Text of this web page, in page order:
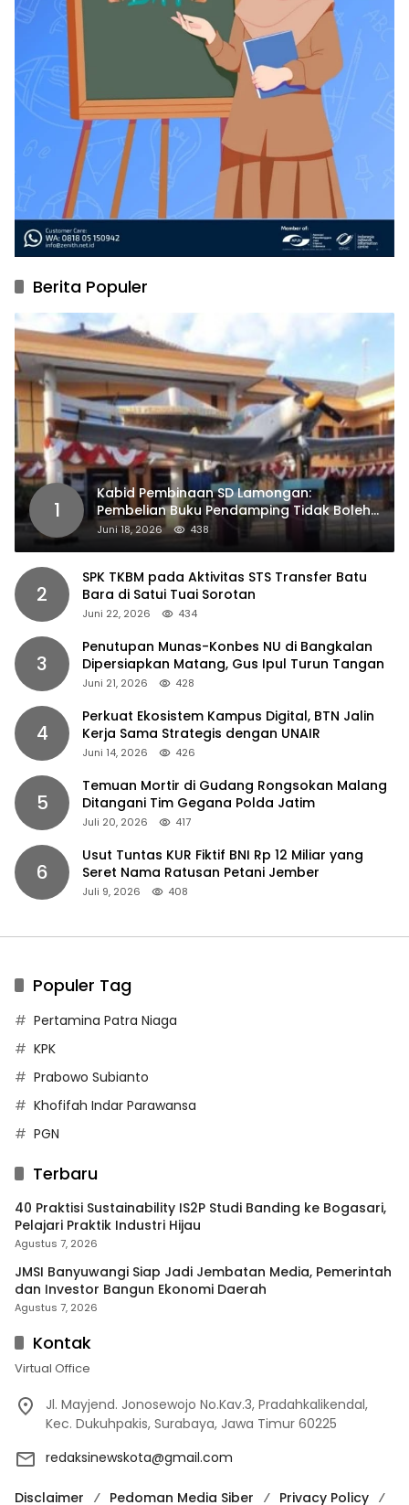
Berita Populer
1
Kabid Pembinaan SD Lamongan:
Pembelian Buku Pendamping Tidak Boleh
Dipaksakan
Juni 18, 2026 438
2
SPK TKBM pada Aktivitas STS Transfer Batu
Bara di Satui Tuai Sorotan
Juni 22, 2026 434
3
Penutupan Munas-Konbes NU di Bangkalan
Dipersiapkan Matang, Gus Ipul Turun Tangan
Juni 21, 2026 428
4
Perkuat Ekosistem Kampus Digital, BTN Jalin
Kerja Sama Strategis dengan UNAIR
Juni 14, 2026 426
5
Temuan Mortir di Gudang Rongsokan Malang
Ditangani Tim Gegana Polda Jatim
Juli 20, 2026 417
6
Usut Tuntas KUR Fiktif BNI Rp 12 Miliar yang
Seret Nama Ratusan Petani Jember
Juli 9, 2026 408
Populer Tag
Pertamina Patra Niaga
KPK
Prabowo Subianto
Khofifah Indar Parawansa
PGN
Terbaru
40 Praktisi Sustainability IS2P Studi Banding ke Bogasari,
Pelajari Praktik Industri Hijau
Agustus 7, 2026
JMSI Banyuwangi Siap Jadi Jembatan Media, Pemerintah
dan Investor Bangun Ekonomi Daerah
Agustus 7, 2026
Kontak
Virtual Office
Jl. Mayjend. Jonosewojo No.Kav.3, Pradahkalikendal,
Kec. Dukuhpakis, Surabaya, Jawa Timur 60225
redaksinewskota@gmail.com
Disclaimer Pedoman Media Siber Privacy Policy